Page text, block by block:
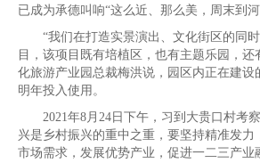
已成为承德叫响“这么近、那么美，周末到河
“我们在打造实景演出、文化街区的同时
目，该项目既有培植区，也有主题乐园，还
化旅游产业园总裁梅洪说，园区内正在建设
明年投入使用。
2021年8月24日下午，习到大贵口村考
兴是乡村振兴的重中之重，要坚持精准发力
市场需求，发展优势产业，促进一二三产业